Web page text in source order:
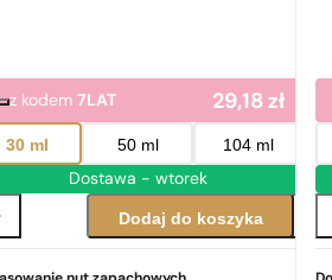
z kodem7LAT 29,18zł
30 ml 50 ml 104 ml
Dostawa - wtorek
Dodaj do koszyka